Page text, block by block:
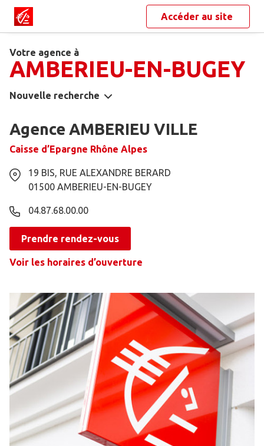
Accéder au site
Votre agence à
AMBERIEU-EN-BUGEY
Nouvelle recherche
Agence AMBERIEU VILLE
Caisse d’Epargne Rhône Alpes
19 BIS, RUE ALEXANDRE BERARD
01500 AMBERIEU-EN-BUGEY
04.87.68.00.00
Prendre rendez-vous
Voir les horaires d’ouverture